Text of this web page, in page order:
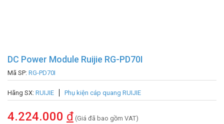
DC Power Module Ruijie RG-PD70I
Mã SP: RG-PD70I
Hãng SX: RUIJIE Phụ kiện cáp quang RUIJIE
4.224.000 đ (Giá đã bao gồm VAT)